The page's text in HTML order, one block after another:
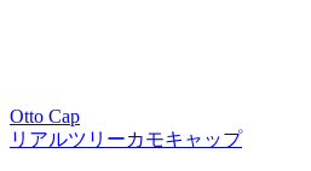
Otto Cap
リアルツリーカモキャップ